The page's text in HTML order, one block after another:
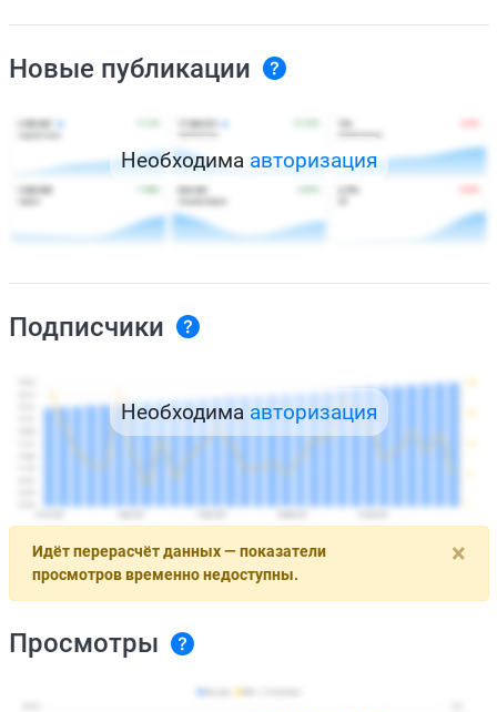
Новые публикации
Необходима авторизация
Подписчики
Необходима авторизация
×
Идёт перерасчёт данных — показатели
просмотров временно недоступны.
Просмотры